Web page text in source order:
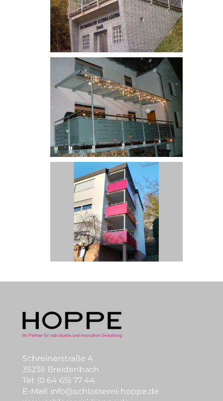
Schreinerstraße 4
35236 Breidenbach
Tel: (0 64 65) 77 44
E-Mail: info@schlosserei-hoppe.de